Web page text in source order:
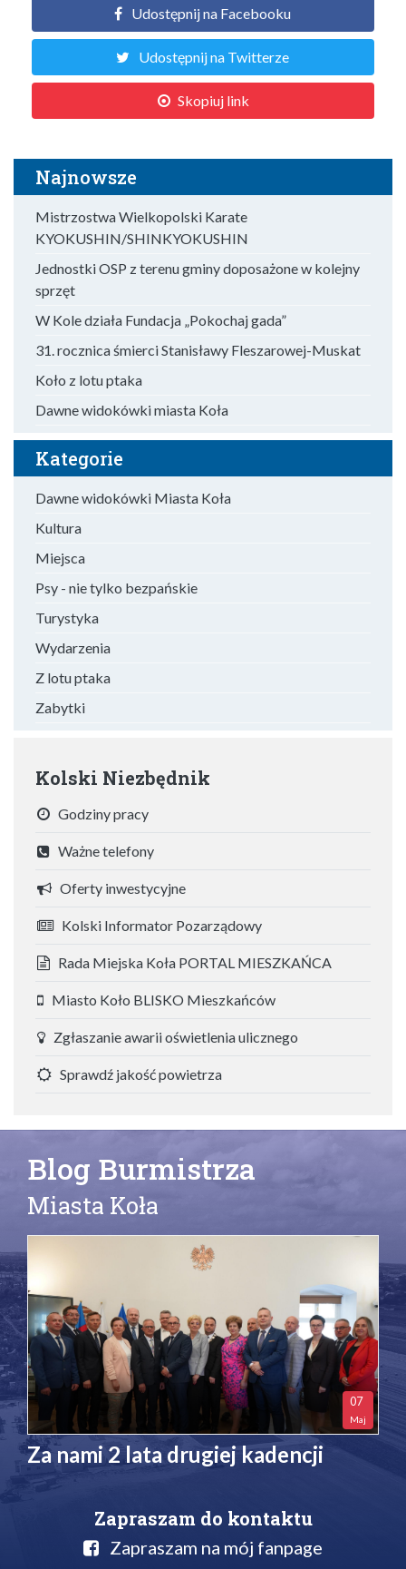
Udostępnij na Facebooku
Udostępnij na Twitterze
Skopiuj link
Najnowsze
Mistrzostwa Wielkopolski Karate
KYOKUSHIN/SHINKYOKUSHIN
Jednostki OSP z terenu gminy doposażone w kolejny
sprzęt
W Kole działa Fundacja „Pokochaj gada”
31. rocznica śmierci Stanisławy Fleszarowej-Muskat
Koło z lotu ptaka
Dawne widokówki miasta Koła
Kategorie
Dawne widokówki Miasta Koła
Kultura
Miejsca
Psy - nie tylko bezpańskie
Turystyka
Wydarzenia
Z lotu ptaka
Zabytki
Kolski Niezbędnik
Godziny pracy
Ważne telefony
Oferty inwestycyjne
Kolski Informator Pozarządowy
Rada Miejska Koła PORTAL MIESZKAŃCA
Miasto Koło BLISKO Mieszkańców
Zgłaszanie awarii oświetlenia ulicznego
Sprawdź jakość powietrza
Blog Burmistrza
Miasta Koła
07
Maj
Za nami 2 lata drugiej kadencji
Zapraszam do kontaktu
Zapraszam na mój fanpage